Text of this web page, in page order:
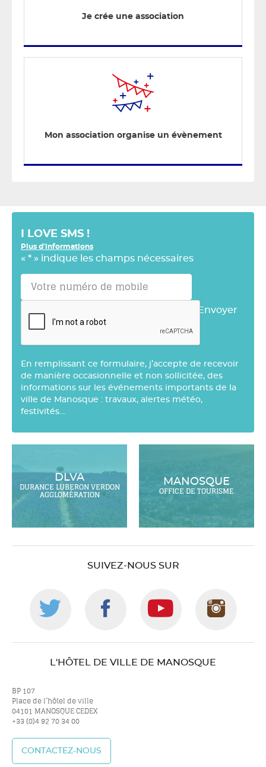
Je crée une association
Mon association organise un évènement
I LOVE SMS !
Plus d'informations
« * » indique les champs nécessaires
Envoyer
En remplissant ce formulaire, j’accepte de recevoir
de manière occasionnelle et non sollicitée, des
informations sur les événements importants de la
ville de Manosque : travaux, alertes météo,
festivités…
DLVA
DURANCE LUBERON VERDON
AGGLOMÉRATION
MANOSQUE
OFFICE DE TOURISME
SUIVEZ-NOUS SUR
Suivez-
nous
sur
twitter
Suivez-
nous
facebook
Suivez-
nous
L'HÔTEL DE VILLE DE MANOSQUE
BP 107
Place de l’hôtel de ville
04101 MANOSQUE CEDEX
+33 (0)4 92 70 34 00
CONTACTEZ-NOUS